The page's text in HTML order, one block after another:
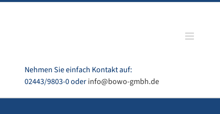
Zum
Nehmen Sie einfach Kontakt auf:
02443/9803-0 oderinfo@bowo-gmbh.de